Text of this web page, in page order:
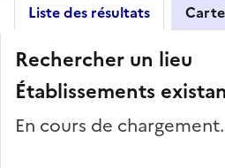
Liste des résultats Carte
Rechercher un lieu
Établissements
En cours de